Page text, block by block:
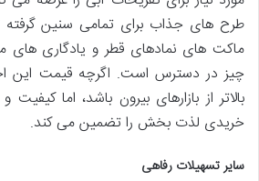
طرح های جذاب برای تمامی سنین
ماکت های نمادهای قطر و یادگاری های
چیز در دسترس است. اگرچه قیمت
بالاتر از بازارهای بیرون باشد، اما
خریدی لذت بخش را تضمین می کند.
سایر تسهیلات رفاهی